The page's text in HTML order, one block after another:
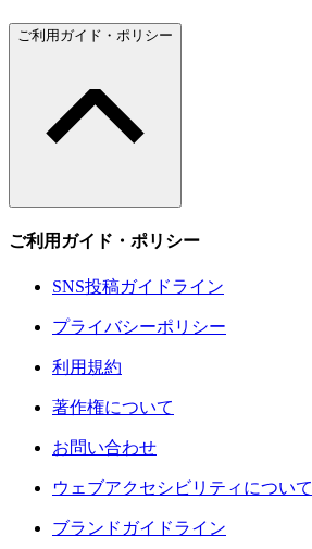
ご利用ガイド・ポリシー
ご利用ガイド・ポリシー
SNS投稿ガイドライン
プライバシーポリシー
利用規約
著作権について
お問い合わせ
ウェブアクセシビリティについて
ブランドガイドライン